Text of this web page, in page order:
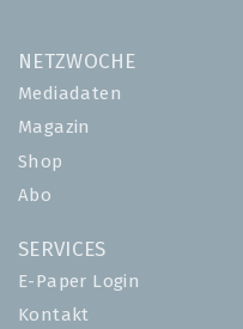
NETZWOCHE
Mediadaten
Magazin
Shop
Abo
SERVICES
E-Paper Login
Kontakt